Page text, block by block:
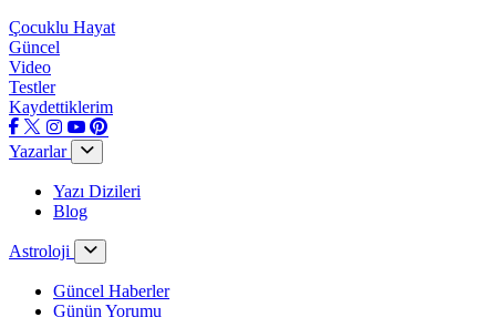
Çocuklu Hayat
Güncel
Video
Testler
Kaydettiklerim
Yazarlar
Yazı Dizileri
Blog
Astroloji
Güncel Haberler
Günün Yorumu